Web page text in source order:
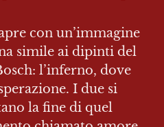
con un’immagine
simile ai dipinti del
l’inferno, dove
I due si
la fine di quel